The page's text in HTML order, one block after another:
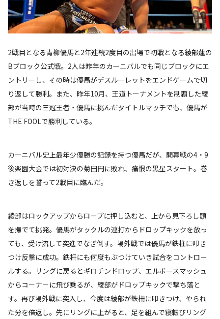
2戦目となる青柳優馬と2年連続2度目の出場で初戦となる綾部蓮の
Bブロック公式戦。2人は昨年のカーニバルでも同じブロックにエ
ントリーし、その時は優馬がデスルーレットをエンドゲームで切
り返して勝利。また、昨年10月、王道トーナメントを制覇した綾
部が当時の三冠王者・優馬に挑んだタイトルマッチでも、優馬が
THE FOOLで勝利している。
カーニバル史上最年少優勝の記録を持つ優馬だが、開幕戦の4・9
後楽園大会では初対決の菊田円に敗れ、痛恨の黒星スタート。巻
き返しを誓って2戦目に臨んだ。
綾部はロックアップからロープに押し込むと、上から見下ろし頭
を撫でて挑発。優馬がタックルの連打からドロップキックを放っ
ても、受け流して突進でなぎ倒す。場外戦では優馬が鉄柱に叩き
つけ反撃に成功。鉄柵にも何度もぶつけていき試合をコントロー
ルする。リングに戻るとギロチンドロップ、エルボースマッシュ
からコーナーに飛び乗るが、綾部がドロップキックで撃ち落と
す。再び場外戦に突入し、今度は綾部が鉄柵に叩きつけ、やられ
た分を倍返し。先にリングに上がると、足を組んで寝転びリング